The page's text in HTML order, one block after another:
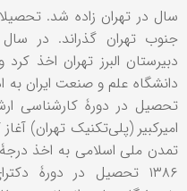
سال در تهران زاده شد.
دبیرستان البرز تهران اخذ
تحصیل در دورۀ کارشناسی
تمدن ملی اسلامی به اخذ
۱۳۸۶ تحصیل در دورۀ